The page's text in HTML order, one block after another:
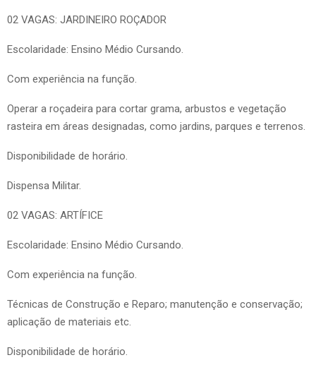
02 VAGAS: JARDINEIRO ROÇADOR
Escolaridade: Ensino Médio Cursando.
Com experiência na função.
Operar a roçadeira para cortar grama, arbustos e vegetação
rasteira em áreas designadas, como jardins, parques e terrenos.
Disponibilidade de horário.
Dispensa Militar.
02 VAGAS: ARTÍFICE
Escolaridade: Ensino Médio Cursando.
Com experiência na função.
Técnicas de Construção e Reparo; manutenção e conservação;
aplicação de materiais etc.
Disponibilidade de horário.